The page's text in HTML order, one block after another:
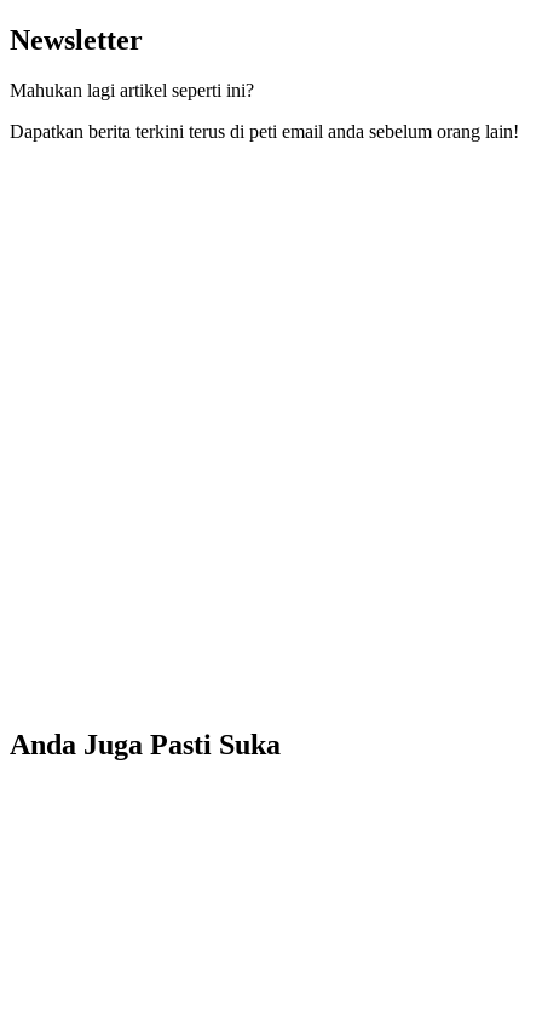
Newsletter
Mahukan lagi artikel seperti ini?
Dapatkan berita terkini terus di peti email anda sebelum orang lain!
Anda Juga Pasti Suka